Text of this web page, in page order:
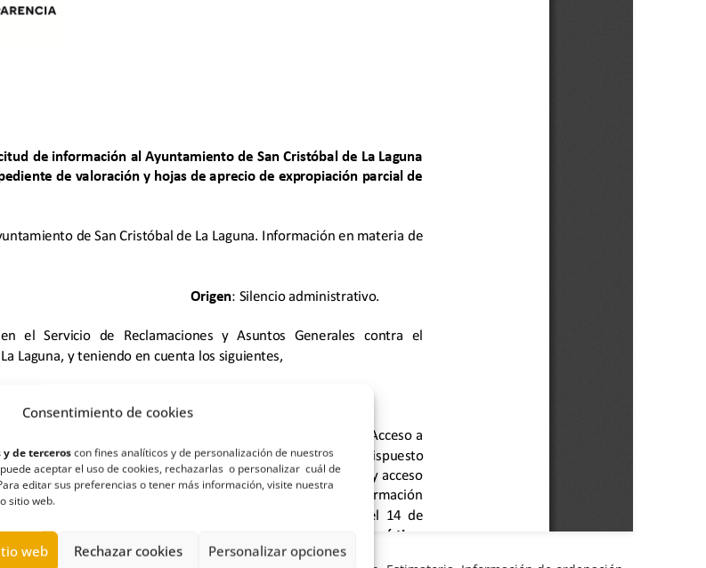
Consentimiento de cookies
de terceroscon fines analíticos y de personalización de nuestros
aceptar el uso de cookies, rechazarlas o personalizar cuál de
editar sus preferencias o tener más información, visite nuestra
sitio web.
web Rechazar cookies Personalizar opciones